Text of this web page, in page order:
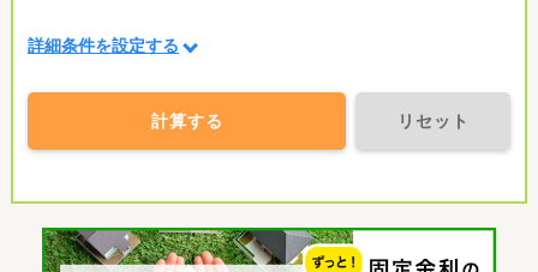
詳細条件を設定する
計算する リセット